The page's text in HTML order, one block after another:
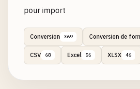
pour import
Conversion 369 Conversion de
CSV 68 Excel 56 XLSX 46